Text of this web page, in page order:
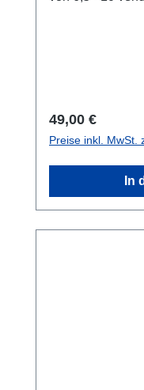
Regulärer Preis:
49,00 €
Preise inkl. MwSt.
In